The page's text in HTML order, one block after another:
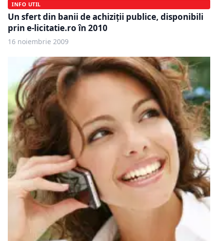
INFO UTIL
Un sfert din banii de achiziţii publice, disponibili
prin e-licitatie.ro în 2010
16 noiembrie 2009